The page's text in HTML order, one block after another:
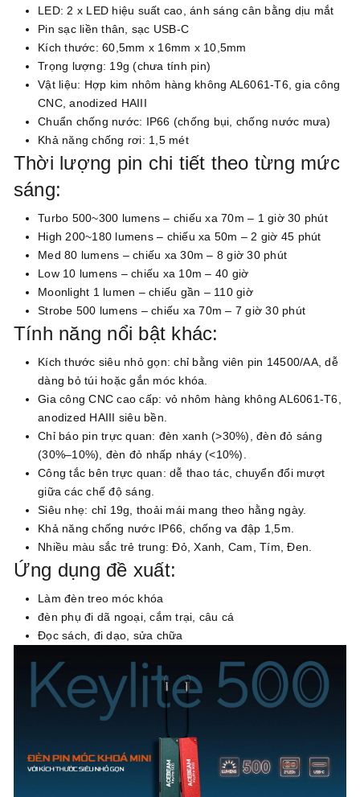
LED: 2 x LED hiệu suất cao, ánh sáng cân bằng dịu mắt
Pin sạc liền thân, sạc USB-C
Kích thước: 60,5mm x 16mm x 10,5mm
Trọng lượng: 19g (chưa tính pin)
Vật liệu: Hợp kim nhôm hàng không AL6061-T6, gia công
CNC, anodized HAIII
Chuẩn chống nước: IP66 (chống bụi, chống nước mưa)
Khả năng chống rơi: 1,5 mét
Thời lượng pin chi tiết theo từng mức
sáng:
Turbo 500~300 lumens – chiếu xa 70m – 1 giờ 30 phút
High 200~180 lumens – chiếu xa 50m – 2 giờ 45 phút
Med 80 lumens – chiếu xa 30m – 8 giờ 30 phút
Low 10 lumens – chiếu xa 10m – 40 giờ
Moonlight 1 lumen – chiếu gần – 110 giờ
Strobe 500 lumens – chiếu xa 70m – 7 giờ 30 phút
Tính năng nổi bật khác:
Kích thước siêu nhỏ gọn: chỉ bằng viên pin 14500/AA, dễ
dàng bỏ túi hoặc gắn móc khóa.
Gia công CNC cao cấp: vỏ nhôm hàng không AL6061-T6,
anodized HAIII siêu bền.
Chỉ báo pin trực quan: đèn xanh (>30%), đèn đỏ sáng
(30%–10%), đèn đỏ nhấp nháy (<10%).
Công tắc bên trực quan: dễ thao tác, chuyển đổi mượt
giữa các chế độ sáng.
Siêu nhẹ: chỉ 19g, thoải mái mang theo hằng ngày.
Khả năng chống nước IP66, chống va đập 1,5m.
Nhiều màu sắc trẻ trung: Đỏ, Xanh, Cam, Tím, Đen.
Ứng dụng đề xuất:
Làm đèn treo móc khóa
đèn phụ đi dã ngoại, cắm trại, câu cá
Đọc sách, đi dạo, sửa chữa